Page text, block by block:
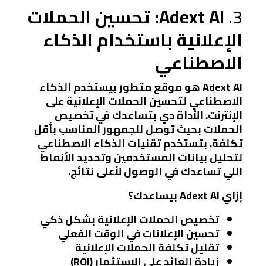
3. Adext AI: تحسين الحملات
الإعلانية باستخدام الذكاء
الاصطناعي
Adext AI هو موقع متطور بيستخدم الذكاء
الاصطناعي لتحسين الحملات الإعلانية على
الإنترنت. الأداة دي بتساعدك في تخصيص
الحملات بحيث توصل للجمهور المناسب بأقل
تكلفة. بتستخدم تقنيات الذكاء الاصطناعي
لتحليل بيانات المستخدمين وتحديد الأنماط
اللي تساعدك في الوصول لأعلى نتائج.
إزاي Adext AI بيساعدك؟
تخصيص الحملات الإعلانية بشكل ذكي
تحسين الإعلانات في الوقت الفعلي
تقليل تكلفة الحملات الإعلانية
زيادة العائد على الاستثمار (ROI)